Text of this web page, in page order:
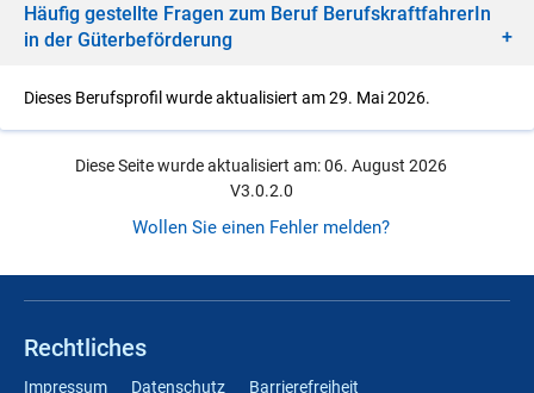
Häu­fig ge­stell­te Fra­gen zum Be­ruf Be­rufs­kraft­fah­re­rIn
in der Gü­ter­be­för­de­rung
Dieses Berufsprofil wurde aktualisiert am 29. Mai 2026.
Diese Seite wurde aktualisiert am: 06. August 2026
V3.0.2.0
Wollen Sie einen Fehler melden?
Rechtliches
Impressum Datenschutz Barrierefreiheit